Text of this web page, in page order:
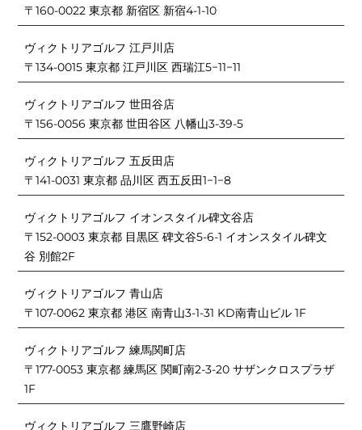
〒160-0022 東京都 新宿区 新宿4-1-10
ヴィクトリアゴルフ 江戸川店
〒134-0015 東京都 江戸川区 西瑞江5−11−11
ヴィクトリアゴルフ 世田谷店
〒156-0056 東京都 世田谷区 八幡山3-39-5
ヴィクトリアゴルフ 五反田店
〒141-0031 東京都 品川区 西五反田1−1−8
ヴィクトリアゴルフ イオンスタイル碑文谷店
〒152-0003 東京都 目黒区 碑文谷5-6-1 イオンスタイル碑文
谷 別館2F
ヴィクトリアゴルフ 青山店
〒107-0062 東京都 港区 南青山3-1-31 KD南青山ビル 1F
ヴィクトリアゴルフ 練馬関町店
〒177-0053 東京都 練馬区 関町南2-3-20 サザンクロスプラザ
1F
ヴィクトリアゴルフ 三鷹野崎店